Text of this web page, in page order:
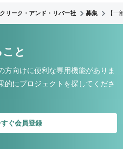
リーク・アンド・リバー社 募集 【
と
方向けに便利な専用機能がありま
的にプロジェクトを探してくださ
ぐ会員登録